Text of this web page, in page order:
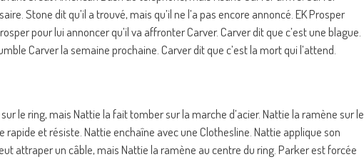
Stone dit qu’il a trouvé, mais qu’il ne l’a pas encore annoncé. EK Prosper
pour lui annoncer qu’il va affronter Carver. Carver dit que c’est une blague.
Carver la semaine prochaine. Carver dit que c’est la mort qui l’attend.
le ring, mais Nattie la fait tomber sur la marche d’acier. Nattie la ramène sur le
et résiste. Nattie enchaîne avec une Clothesline. Nattie applique son
attraper un câble, mais Nattie la ramène au centre du ring. Parker est forcée